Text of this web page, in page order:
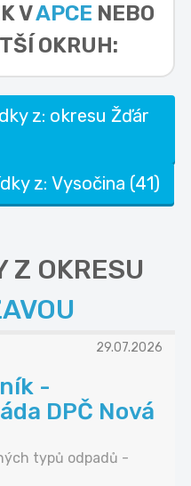
VAPCE NEBO
OKRUH:
z: okresu Žďár
z: Vysočina (41)
Z OKRESU
29.07.2026
-
DPČ Nová
typů odpadů -